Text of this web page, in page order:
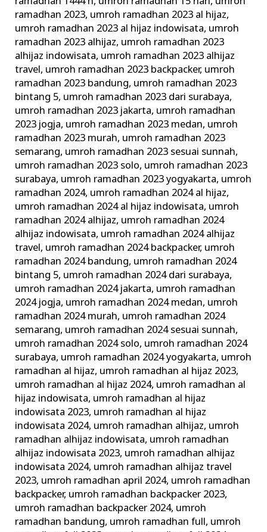
ramadhan 2023, umroh ramadhan 2023 al hijaz,
umroh ramadhan 2023 al hijaz indowisata, umroh
ramadhan 2023 alhijaz, umroh ramadhan 2023
alhijaz indowisata, umroh ramadhan 2023 alhijaz
travel, umroh ramadhan 2023 backpacker, umroh
ramadhan 2023 bandung, umroh ramadhan 2023
bintang 5, umroh ramadhan 2023 dari surabaya,
umroh ramadhan 2023 jakarta, umroh ramadhan
2023 jogja, umroh ramadhan 2023 medan, umroh
ramadhan 2023 murah, umroh ramadhan 2023
semarang, umroh ramadhan 2023 sesuai sunnah,
umroh ramadhan 2023 solo, umroh ramadhan 2023
surabaya, umroh ramadhan 2023 yogyakarta, umroh
ramadhan 2024, umroh ramadhan 2024 al hijaz,
umroh ramadhan 2024 al hijaz indowisata, umroh
ramadhan 2024 alhijaz, umroh ramadhan 2024
alhijaz indowisata, umroh ramadhan 2024 alhijaz
travel, umroh ramadhan 2024 backpacker, umroh
ramadhan 2024 bandung, umroh ramadhan 2024
bintang 5, umroh ramadhan 2024 dari surabaya,
umroh ramadhan 2024 jakarta, umroh ramadhan
2024 jogja, umroh ramadhan 2024 medan, umroh
ramadhan 2024 murah, umroh ramadhan 2024
semarang, umroh ramadhan 2024 sesuai sunnah,
umroh ramadhan 2024 solo, umroh ramadhan 2024
surabaya, umroh ramadhan 2024 yogyakarta, umroh
ramadhan al hijaz, umroh ramadhan al hijaz 2023,
umroh ramadhan al hijaz 2024, umroh ramadhan al
hijaz indowisata, umroh ramadhan al hijaz
indowisata 2023, umroh ramadhan al hijaz
indowisata 2024, umroh ramadhan alhijaz, umroh
ramadhan alhijaz indowisata, umroh ramadhan
alhijaz indowisata 2023, umroh ramadhan alhijaz
indowisata 2024, umroh ramadhan alhijaz travel
2023, umroh ramadhan april 2024, umroh ramadhan
backpacker, umroh ramadhan backpacker 2023,
umroh ramadhan backpacker 2024, umroh
ramadhan bandung, umroh ramadhan full, umroh